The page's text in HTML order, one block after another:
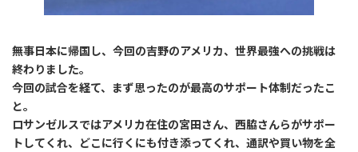
無事日本に帰国し、今回の吉野のアメリカ、世界最強への挑戦は
終わりました。
今回の試合を経て、まず思ったのが最高のサポート体制だったこ
と。
ロサンゼルスではアメリカ在住の宮田さん、西脇さんらがサポー
トしてくれ、どこに行くにも付き添ってくれ、通訳や買い物を全